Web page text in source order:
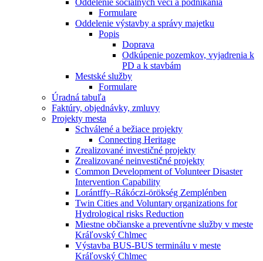
Oddelenie sociálnych vecí a podnikania
Formulare
Oddelenie výstavby a správy majetku
Popis
Doprava
Odkúpenie pozemkov, vyjadrenia k
PD a k stavbám
Mestské služby
Formulare
Úradná tabuľa
Faktúry, objednávky, zmluvy
Projekty mesta
Schválené a bežiace projekty
Connecting Heritage
Zrealizované investičné projekty
Zrealizované neinvestičné projekty
Common Development of Volunteer Disaster
Intervention Capability
Lorántffy–Rákóczi-örökség Zemplénben
Twin Cities and Voluntary organizations for
Hydrological risks Reduction
Miestne občianske a preventívne služby v meste
Kráľovský Chlmec
Výstavba BUS-BUS terminálu v meste
Kráľovský Chlmec